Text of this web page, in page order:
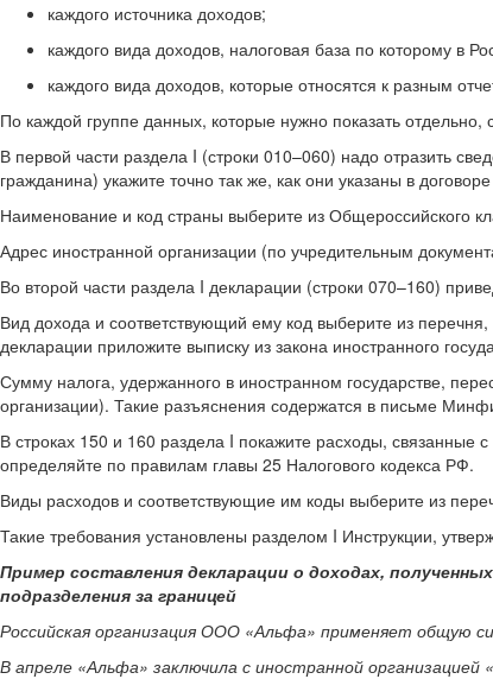
каждого источника доходов;
каждого вида доходов, налоговая база по которому в
каждого вида доходов, которые относятся к разным
По каждой группе данных, которые нужно показать
В первой части раздела I (строки 010–060) надо отразить
гражданина) укажите точно так же, как они указаны в
Наименование и код страны выберите из Общероссийского
Адрес иностранной организации (по учредительным
Во второй части раздела I декларации (строки 070–160)
Вид дохода и соответствующий ему код выберите из
декларации приложите выписку из закона иностранного
Сумму налога, удержанного в иностранном государстве,
организации). Такие разъяснения содержатся в письме
В строках 150 и 160 раздела I покажите расходы,
определяйте по правилам главы 25 Налогового кодекса РФ.
Виды расходов и соответствующие им коды выберите из
Такие требования установлены разделом I Инструкции,
Пример составления декларации о доходах,
подразделения за границей
Российская организация ООО «Альфа» применяет общую
В апреле «Альфа» заключила с иностранной